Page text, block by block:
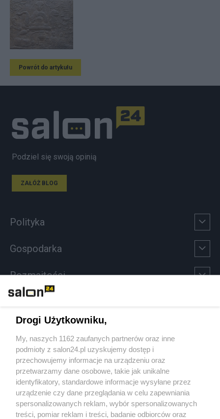
Powrót do artykułu
Podziel się swoją opinią
ZAŁÓŻ BLOG
Polityka
Gospodarka
Rozmaitości
Sport
Społeczeństwo
Kultura
Drogi Użytkowniku,
My, naszych 1162 zaufanych partnerów oraz inne
podmioty z salon24.pl uzyskujemy dostęp i
przechowujemy informacje na urządzeniu oraz
przetwarzamy dane osobowe, takie jak unikalne
identyfikatory, standardowe informacje wysyłane przez
urządzenie czy dane przeglądania w celu zapewniania
spersonalizowanych reklam, wybór spersonalizowanych
treści, pomiar reklam i treści, badanie odbiorców oraz